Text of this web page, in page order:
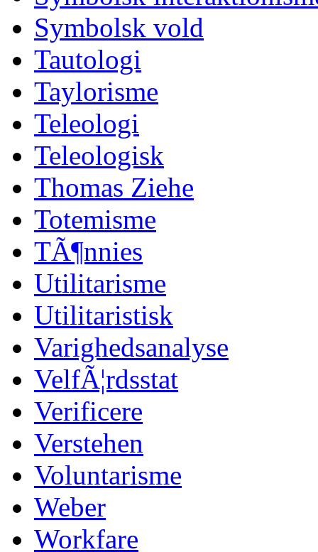
Symbolsk vold
Tautologi
Taylorisme
Teleologi
Teleologisk
Thomas Ziehe
Totemisme
TÃ¶nnies
Utilitarisme
Utilitaristisk
Varighedsanalyse
VelfÃ¦rdsstat
Verificere
Verstehen
Voluntarisme
Weber
Workfare